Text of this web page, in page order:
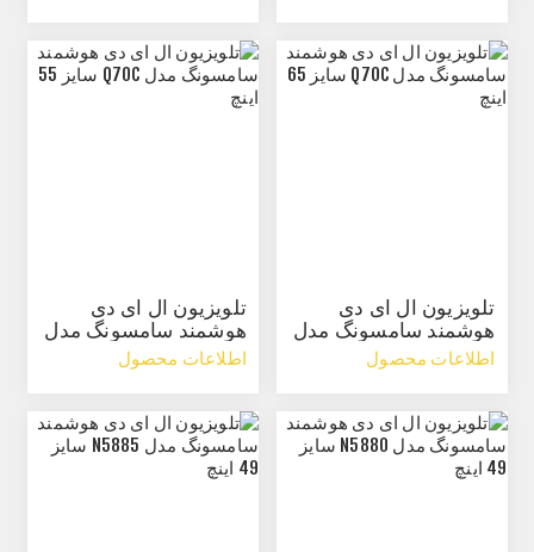
تلویزیون ال ای دی
هوشمند سامسونگ مدل
Q70C سایز 65 اینچ
اطلاعات محصول
تلویزیون ال ای دی
هوشمند سامسونگ مدل
Q70C سایز 55 اینچ
اطلاعات محصول